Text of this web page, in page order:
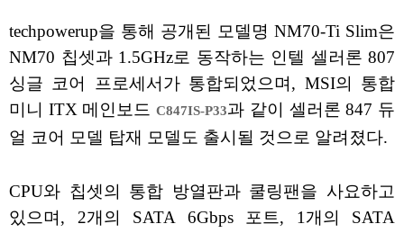
techpowerup을 통해 공개된 모델명 NM70-Ti Slim은
NM70 칩셋과 1.5GHz로 동작하는 인텔 셀러론 807
싱글 코어 프로세서가 통합되었으며, MSI의 통합
미니 ITX 메인보드C847IS-P33과 같이 셀러론 847 듀
얼 코어 모델 탑재 모델도 출시될 것으로 알려졌다.
CPU와 칩셋의 통합 방열판과 쿨링팬을 사요하고
있으며, 2개의 SATA 6Gbps 포트, 1개의 SATA